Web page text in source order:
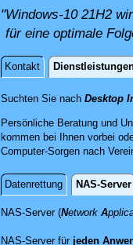
"Windows-10 21H2
für eine optimale
Kontakt
Suchten Sie nach Desktop
Persönliche Beratung und
kommen bei Ihnen vorbei
Computer-Sorgen nach
Datenrettung NAS-Server
NAS-Server
NAS-Server (Network A
NAS-Server für jeden